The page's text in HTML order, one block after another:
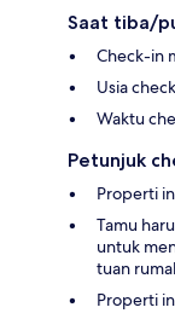
Saat tiba/
Check-in
Usia
Waktu
Petunjuk
Properti
Tamu
untuk
tuan
Properti